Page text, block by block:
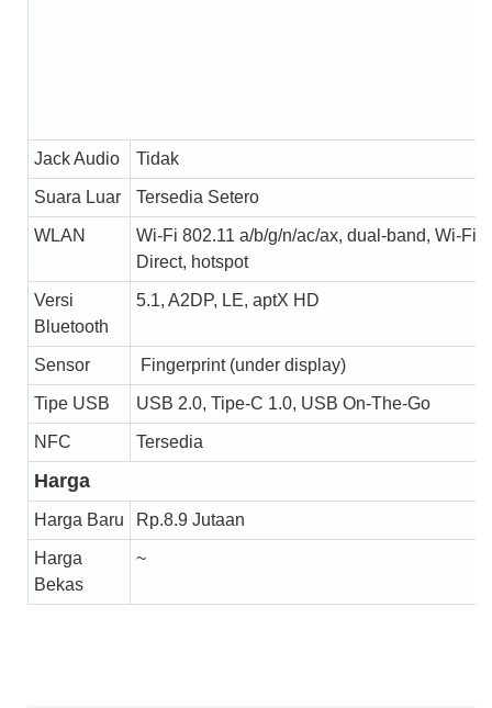
Jack Audio Tidak
Suara Luar Tersedia Setero
WLAN
Wi-Fi 802.11 a/b/g/n/ac/ax, dual-band, Wi-Fi
Direct, hotspot
Versi
Bluetooth
5.1, A2DP, LE, aptX HD
Sensor Fingerprint (under display)
Tipe USB USB 2.0, Tipe-C 1.0, USB On-The-Go
NFC Tersedia
Harga
Harga Baru Rp.8.9 Jutaan
Harga
Bekas
~